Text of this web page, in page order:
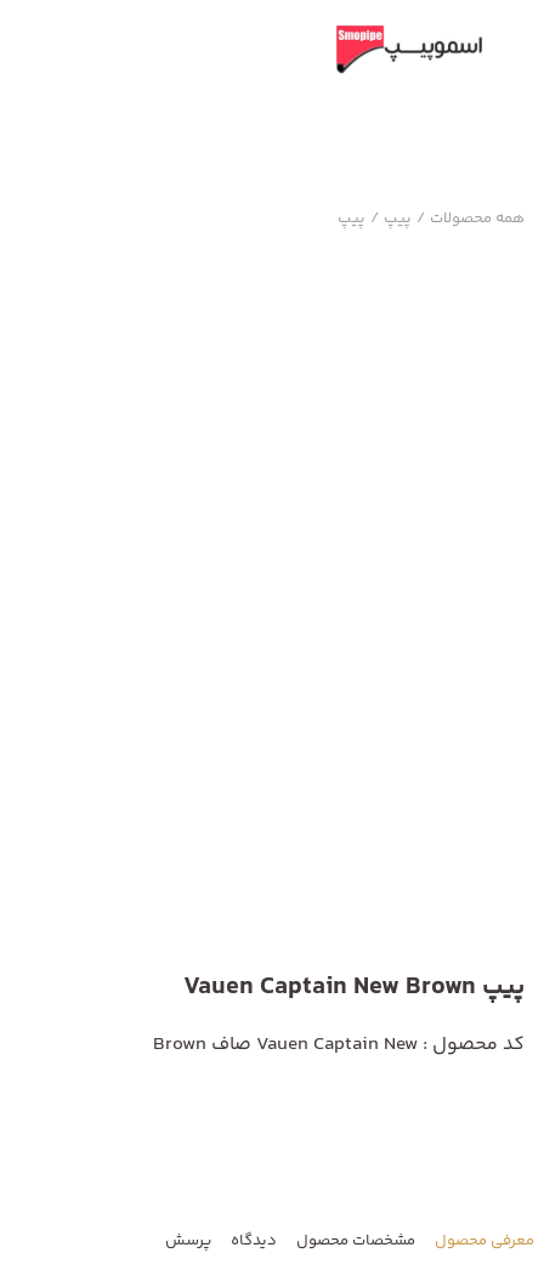
همه محصولات / پیپ / پیپ
پیپ Vauen Captain New Brown
کد محصول : Vauen Captain New صاف Brown
معرفی محصول مشخصات محصول دیدگاه پرسش